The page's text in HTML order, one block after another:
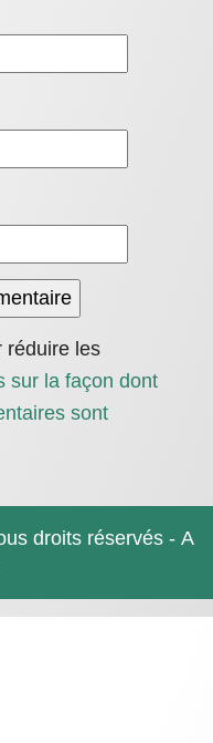
réduire les
sur la façon dont
sont
droits réservés - A